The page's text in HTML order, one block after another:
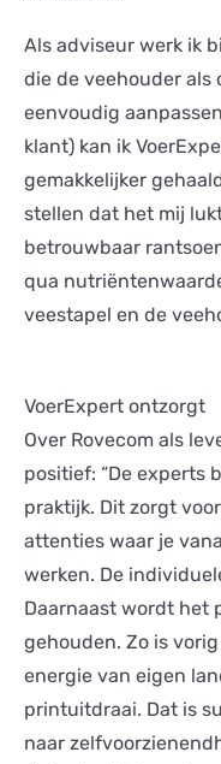
Als adviseur werk ik
die de veehouder als
eenvoudig
klant) kan ik
gemakkelijker
stellen dat het mij
betrouwbaar
qua
veestapel en de
VoerExpert ontzorgt
Over Rovecom als
positief: “De experts
praktijk. Dit zorgt
attenties waar je
werken. De
Daarnaast wordt het
gehouden. Zo is
energie van eigen
printuitdraai. Dat is
naar